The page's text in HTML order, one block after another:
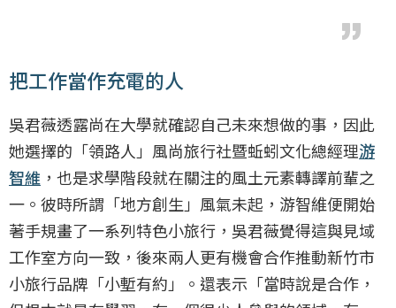
把工作當作充電的人
吳君薇透露尚在大學就確認自己未來想做的事，因此
她選擇的「領路人」風尚旅行社暨蚯蚓文化總經理游
智維 ，也是求學階段就在關注的風土元素轉譯前輩之
一。彼時所謂「地方創生」風氣未起，游智維便開始
著手規畫了一系列特色小旅行，吳君薇覺得這與見域
工作室方向一致，後來兩人更有機會合作推動新竹市
小旅行品牌「小塹有約」。還表示「當時說是合作，